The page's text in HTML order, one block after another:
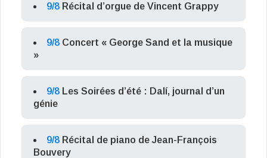
9/8 Récital d’orgue de Vincent Grappy
9/8 Concert « George Sand et la musique
»
9/8 Les Soirées d’été : Dalí, journal d’un
génie
9/8 Récital de piano de Jean-François
Bouvery